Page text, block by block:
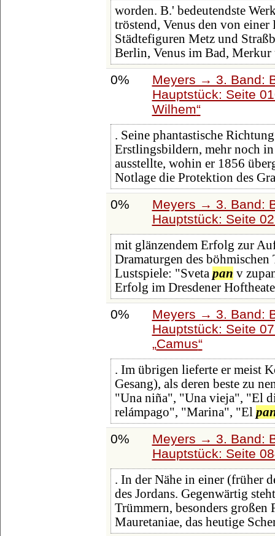
worden. B.' bedeutendste
tröstend, Venus den von
Städtefiguren Metz und
Berlin, Venus im Bad, Merkur
0%
Meyers → 3. Band:
Hauptstück: Seite
Wilhem
. Seine phantastische
Erstlingsbildern, mehr noch
ausstellte, wohin er 1856
Notlage die Protektion des
0%
Meyers → 3. Band:
Hauptstück: Seite
mit glänzendem Erfolg zur
Dramaturgen des böhmischen
Lustspiele: "Sveta pan v
Erfolg im Dresdener
0%
Meyers → 3. Band:
Hauptstück: Seite
Camus
. Im übrigen lieferte er meist
Gesang), als deren beste zu
"Una niña", "Una vieja", "El
relámpago", "Marina", "El
0%
Meyers → 3. Band:
Hauptstück: Seite
. In der Nähe in einer (früher
des Jordans. Gegenwärtig
Trümmern, besonders großen
Mauretaniae, das heutige